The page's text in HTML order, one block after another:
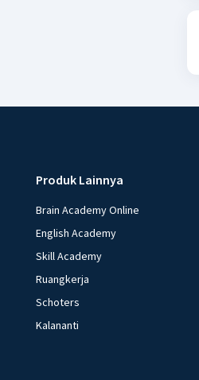
Produk Lainnya
Brain Academy Online
English Academy
Skill Academy
Ruangkerja
Schoters
Kalananti